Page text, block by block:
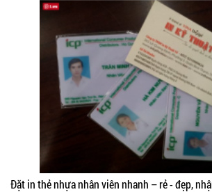
Đặt in thẻ nhựa nhân viên nhanh – rẻ - đẹp,